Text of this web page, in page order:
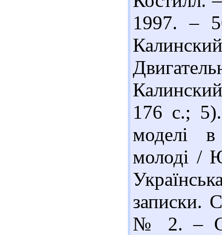
1997. –
176 с.;
моделі в
молоді /
записки.
№ 2. –